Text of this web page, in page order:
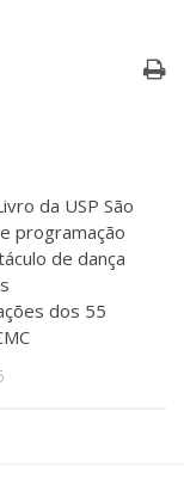
da USP São
programação
de dança
dos 55